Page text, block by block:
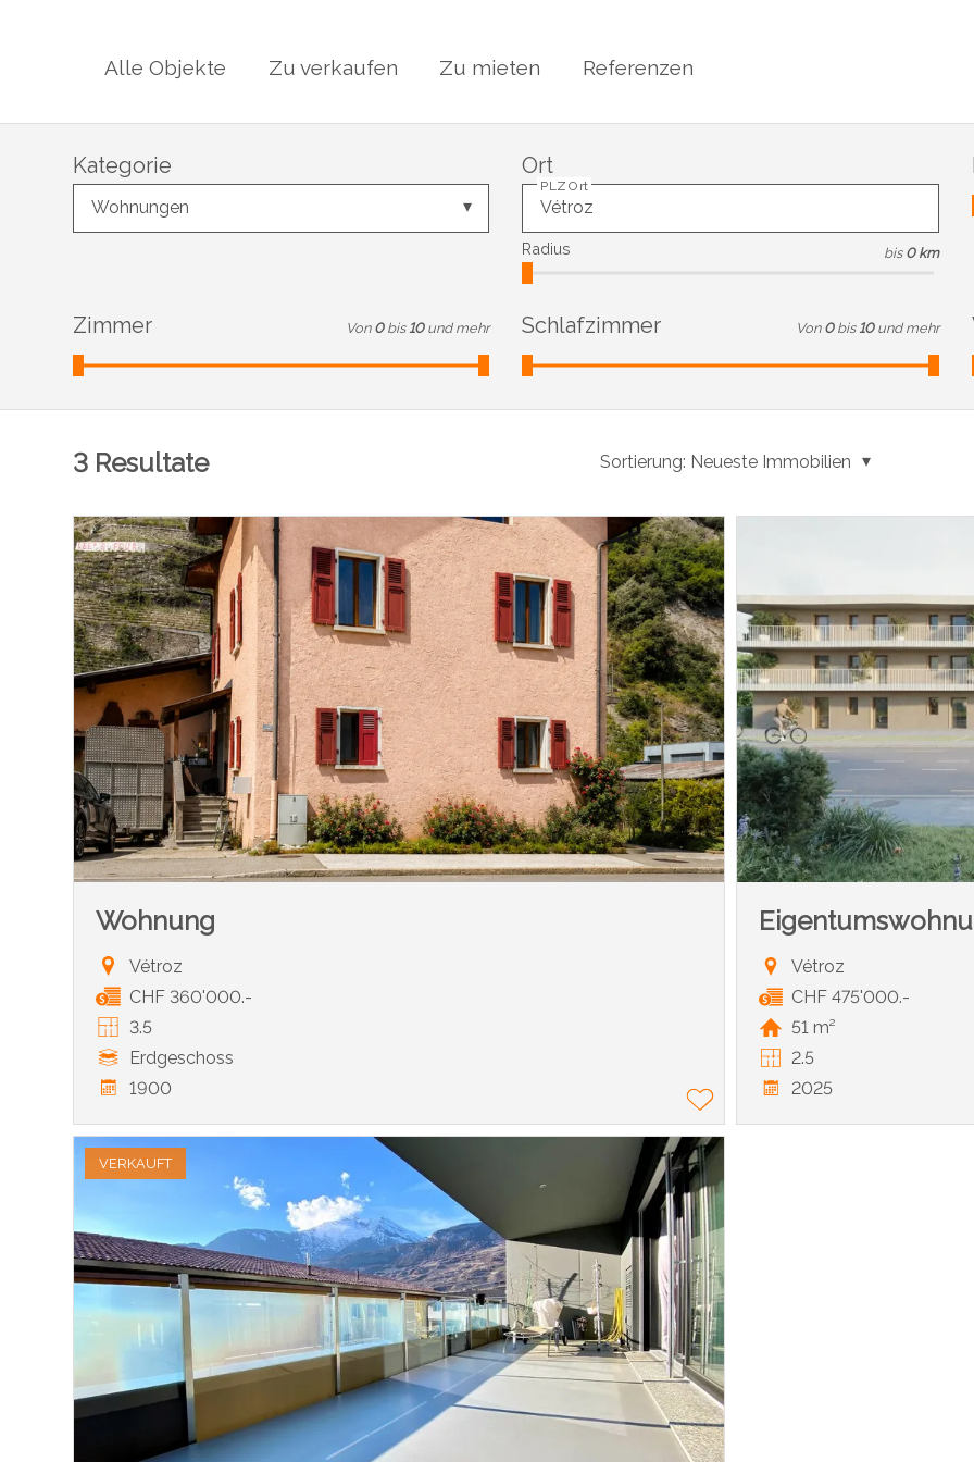
Alle Objekte Zu verkaufen Zu mieten Referenzen
Kategorie
Wohnungen
Ort
PLZ Ort
Radius bis 0 km
Zimmer Von 0 bis 10 und mehr Schlafzimmer Von 0 bis 10 und mehr
3 Resultate Sortierung: Neueste Immobilien
Wohnung
Vétroz
CHF 360'000.-
3.5
Erdgeschoss
1900
Vétroz
CHF 475'000.-
51 m²
2.5
2025
VERKAUFT